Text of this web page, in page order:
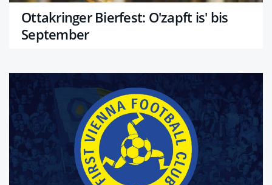
Ottakringer Bierfest: O'zapft is' bis
September